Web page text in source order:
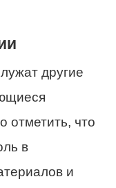
другие
отметить, что
в
и